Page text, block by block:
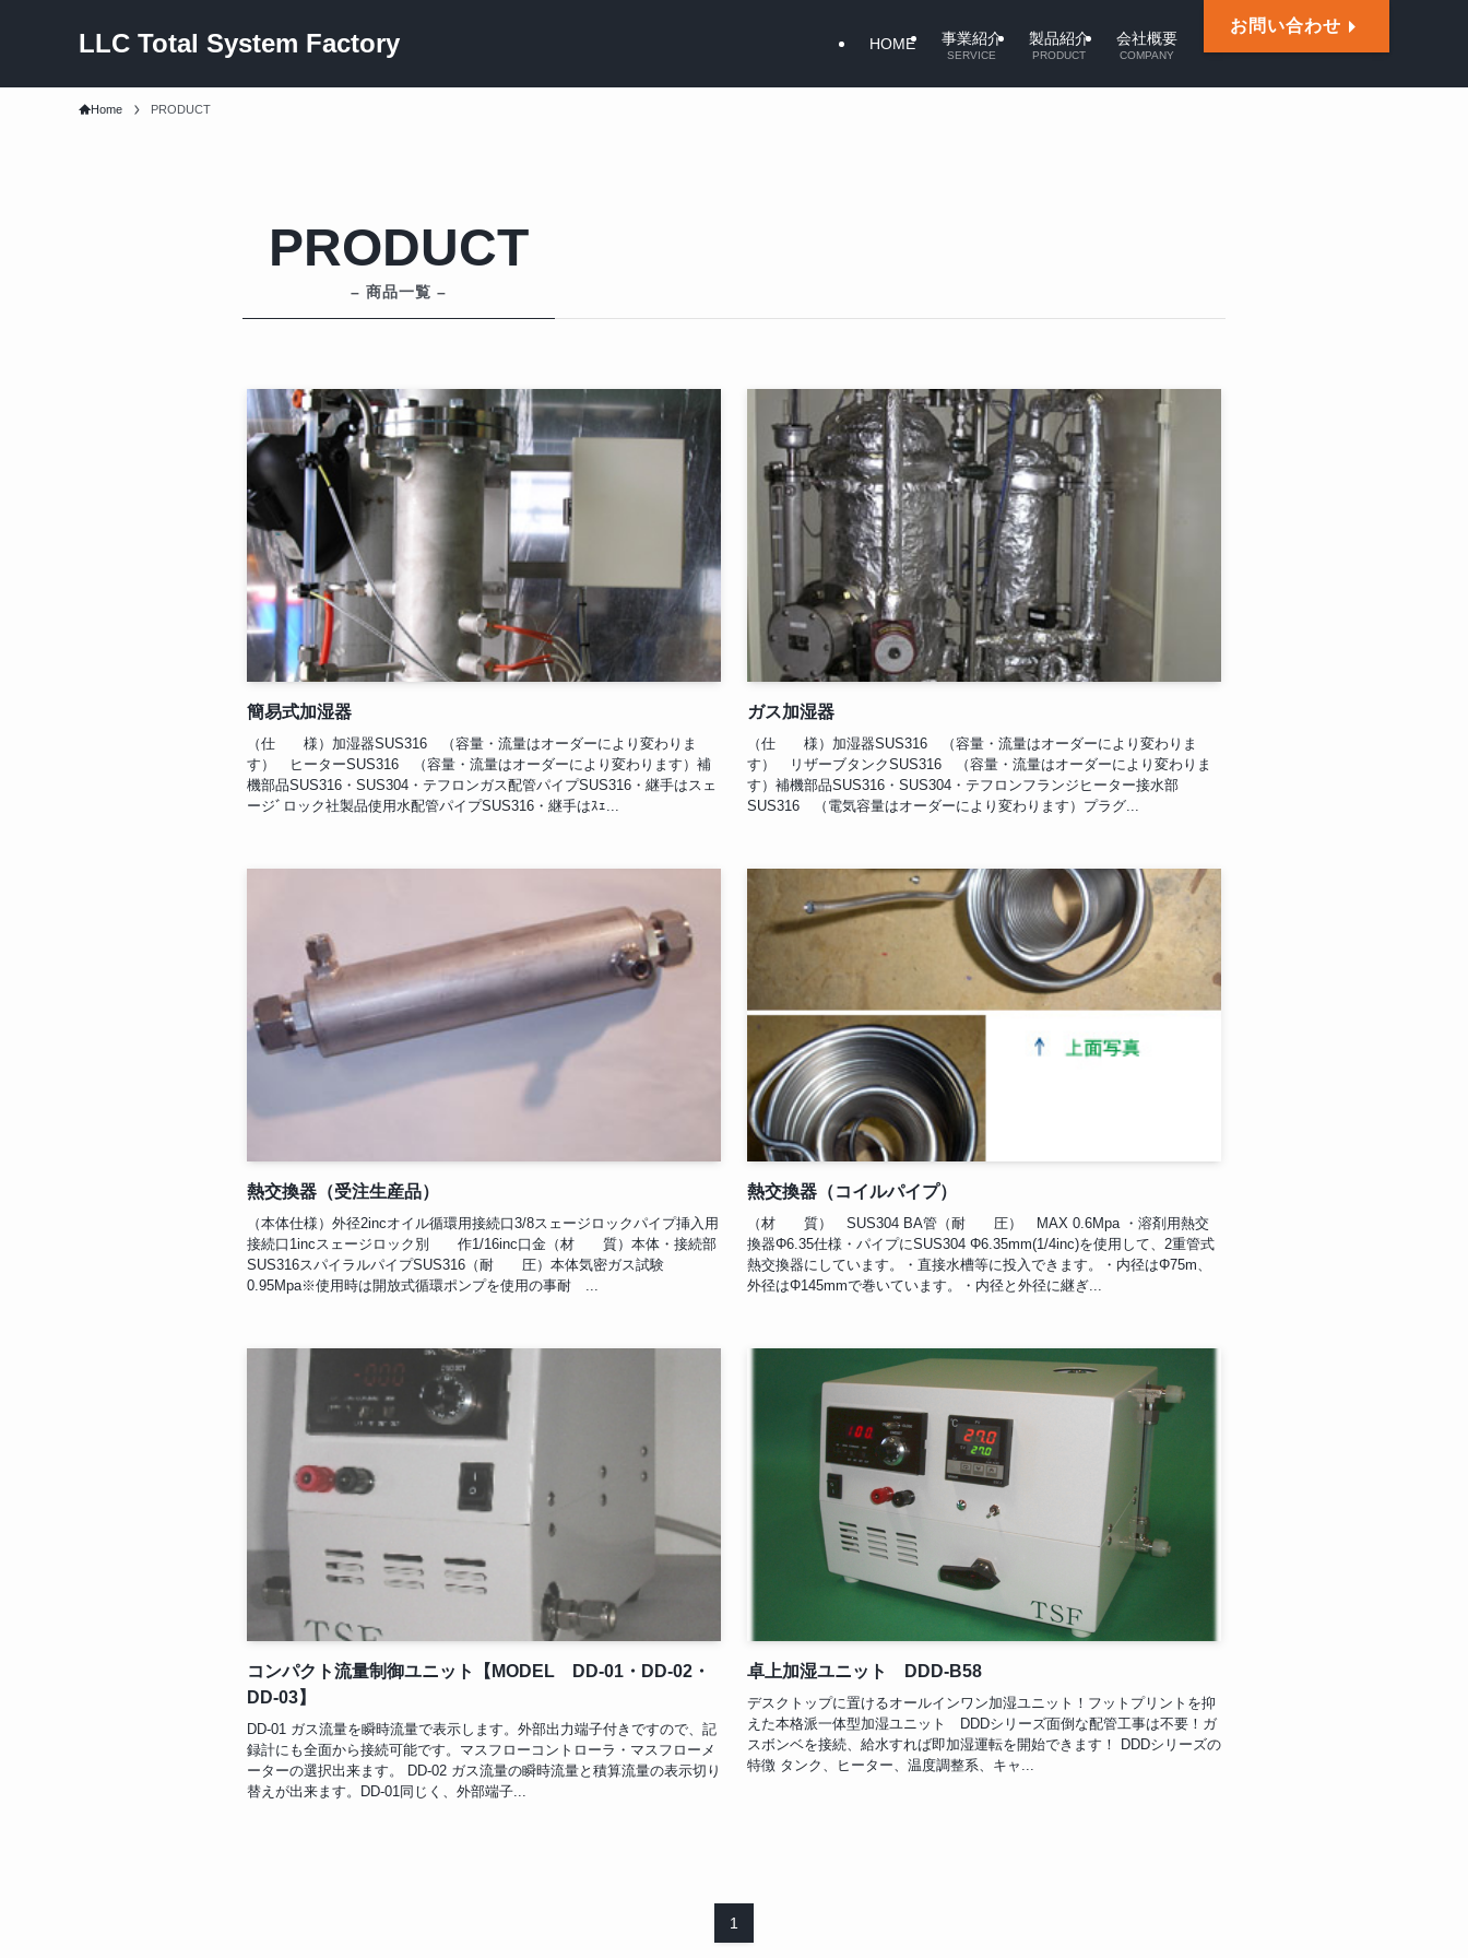
LLC Total System Factory HOME 事業紹介
SERVICE
製品紹介
PRODUCT
会社概要
COMPANY
お問い合わせ
Home PRODUCT
PRODUCT
– 商品一覧 –
簡易式加湿器
（仕 様）加湿器SUS316 （容量・流量はオーダーにより変わりま
す） ヒーターSUS316 （容量・流量はオーダーにより変わります）補
機部品SUS316・SUS304・テフロンガス配管パイプSUS316・継手はスェ
ージﾞロック社製品使用水配管パイプSUS316・継手はｽｪ...
ガス加湿器
（仕 様）加湿器SUS316 （容量・流量はオーダーにより変わりま
す） リザーブタンクSUS316 （容量・流量はオーダーにより変わりま
す）補機部品SUS316・SUS304・テフロンフランジヒーター接水部
SUS316 （電気容量はオーダーにより変わります）プラグ...
熱交換器（受注生産品）
（本体仕様）外径2incオイル循環用接続口3/8スェージロックパイプ挿入用
接続口1incスェージロック別 作1/16inc口金（材 質）本体・接続部
SUS316スパイラルパイプSUS316（耐 圧）本体気密ガス試験
0.95Mpa※使用時は開放式循環ポンプを使用の事耐 ...
熱交換器（コイルパイプ）
（材 質） SUS304 BA管（耐 圧） MAX 0.6Mpa ・溶剤用熱交
換器Φ6.35仕様・パイプにSUS304 Φ6.35mm(1/4inc)を使用して、2重管式
熱交換器にしています。・直接水槽等に投入できます。・内径はΦ75m、
外径はΦ145mmで巻いています。・内径と外径に継ぎ...
コンパクト流量制御ユニット【MODEL DD-01・DD-02・
DD-03】
DD-01 ガス流量を瞬時流量で表示します。外部出力端子付きですので、記
録計にも全面から接続可能です。マスフローコントローラ・マスフローメ
ーターの選択出来ます。 DD-02 ガス流量の瞬時流量と積算流量の表示切り
替えが出来ます。DD-01同じく、外部端子...
卓上加湿ユニット DDD-B58
デスクトップに置けるオールインワン加湿ユニット！フットプリントを抑
えた本格派一体型加湿ユニット DDDシリーズ面倒な配管工事は不要！ガ
スボンベを接続、給水すれば即加湿運転を開始できます！ DDDシリーズの
特徴 タンク、ヒーター、温度調整系、キャ...
1